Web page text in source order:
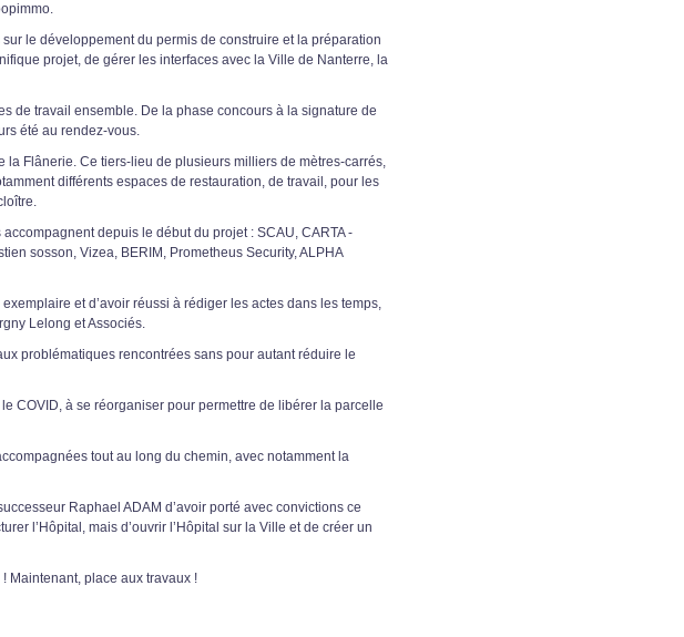
le développement du permis de construire et la préparation
projet, de gérer les interfaces avec la Ville de Nanterre, la
de travail ensemble. De la phase concours à la signature de
été au rendez-vous.
la Flânerie. Ce tiers-lieu de plusieurs milliers de mètres-carrés,
différents espaces de restauration, de travail, pour les
depuis le début du projet : SCAU, CARTA -
sosson, Vizea, BERIM, Prometheus Security, ALPHA
et d’avoir réussi à rédiger les actes dans les temps,
Lelong et Associés.
problématiques rencontrées sans pour autant réduire le
COVID, à se réorganiser pour permettre de libérer la parcelle
tout au long du chemin, avec notamment la
Raphael ADAM d’avoir porté avec convictions ce
l’Hôpital, mais d’ouvrir l’Hôpital sur la Ville et de créer un
Maintenant, place aux travaux !